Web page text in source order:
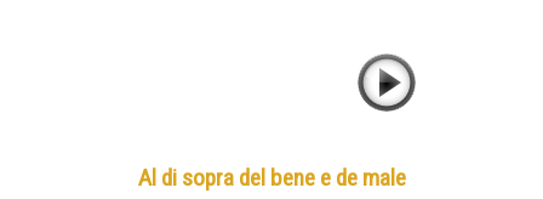
Al di sopra del bene e de male